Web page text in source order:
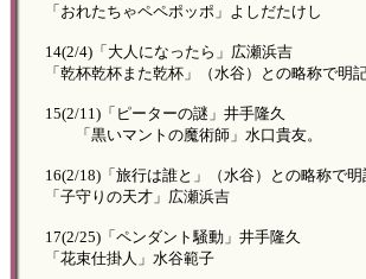
「おれたちゃペペポッポ」よしだたけし
14(2/4)「大人になったら」広瀬浜吉
「乾杯乾杯また乾杯」（水谷）との略称で明
15(2/11)「ピーターの謎」井手隆久
「黒いマントの魔術師」水口貴友。
16(2/18)「旅行は誰と」（水谷）との略称で
「子守りの天才」広瀬浜吉
17(2/25)「ペンダント騒動」井手隆久
「花束仕掛人」水谷範子